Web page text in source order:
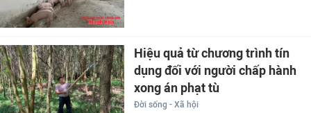
Hiệu quả từ chương trình tín
dụng đối với người chấp hành
xong án phạt tù
Đời sống - Xã hội